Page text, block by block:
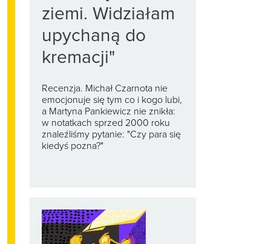
ziemi. Widziałam
upychaną do
kremacji"
Recenzja. Michał Czarnota nie
emocjonuje się tym co i kogo lubi,
a Martyna Pankiewicz nie znikła:
w notatkach sprzed 2000 roku
znaleźliśmy pytanie: "Czy para się
kiedyś pozna?"